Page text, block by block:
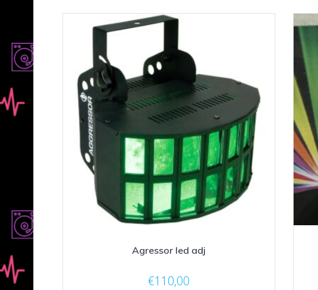
Agressor led adj
€110,00